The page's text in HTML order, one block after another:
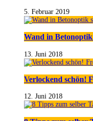
5. Februar 2019
Wand in
13. Juni 2018
Verlockend schön!
12. Juni 2018